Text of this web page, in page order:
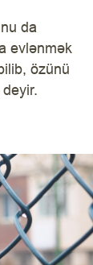
da
evlənmək
özünü